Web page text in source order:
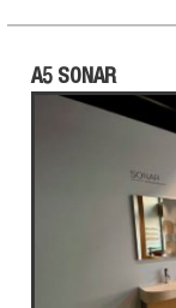
A5 SONAR